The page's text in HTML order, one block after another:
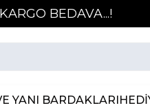
BEDAVA...!
YANI BARDAKLARI